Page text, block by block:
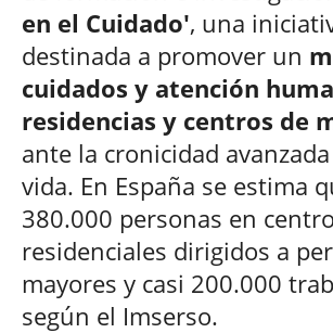
en el Cuidado', una
destinada a promover un
cuidados y atención
residencias y centros de
ante la cronicidad
vida. En España se estima
380.000 personas en
residenciales dirigidos a
mayores y casi 200.000
según el Imserso.